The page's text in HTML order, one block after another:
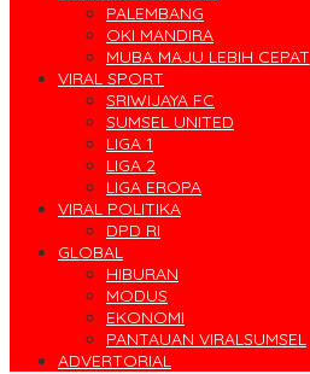
PALEMBANG
OKI MANDIRA
MUBA MAJU LEBIH CEPAT
VIRAL SPORT
SRIWIJAYA FC
SUMSEL UNITED
LIGA 1
LIGA 2
LIGA EROPA
VIRAL POLITIKA
DPD RI
GLOBAL
HIBURAN
MODUS
EKONOMI
PANTAUAN VIRALSUMSEL
ADVERTORIAL